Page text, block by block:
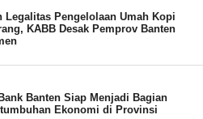
Lebak,” Tutur Rajudin.
priode menjabat ini dalam
atas kebutuhan skala
dalam perencanaan bisa
khususnya warga Desa
Legalitas Pengelolaan Umah Kopi
KABB Desak Pemprov Banten
Banten Siap Menjadi Bagian
Ekonomi di Provinsi